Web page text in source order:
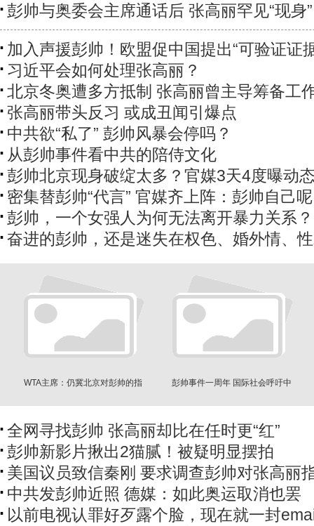
彭帅与奥委会主席通话后 张高丽罕见“现身”
加入声援彭帅！欧盟促中国提出“可验证证
习近平会如何处理张高丽？
北京冬奥遭多方抵制 张高丽曾主导筹备工
​张高丽带头反习 或成丑闻引爆点
中共欲“私了” 彭帅风暴会停吗？
从彭帅事件看中共的陪侍文化
彭帅北京现身破绽太多？官媒3天4度曝动
密集替彭帅“代言” 官媒齐上阵：彭帅自己
彭帅，一个女强人为何无法离开暴力关系？
奋进的彭帅，还是迷失在权色、婚外情、
WTA主席：仍冀北京对彭帅的指
彭帅事件一周年 国际社会呼吁中
全网寻找彭帅 张高丽却比在任时更“红”
彭帅新影片揪出2猫腻！被疑明显摆拍
美国议员致信秦刚 要求调查彭帅对张高丽
中共发彭帅近照 德媒：如此奥运取消也罢
以前电视认罪好歹露个脸，现在就一封